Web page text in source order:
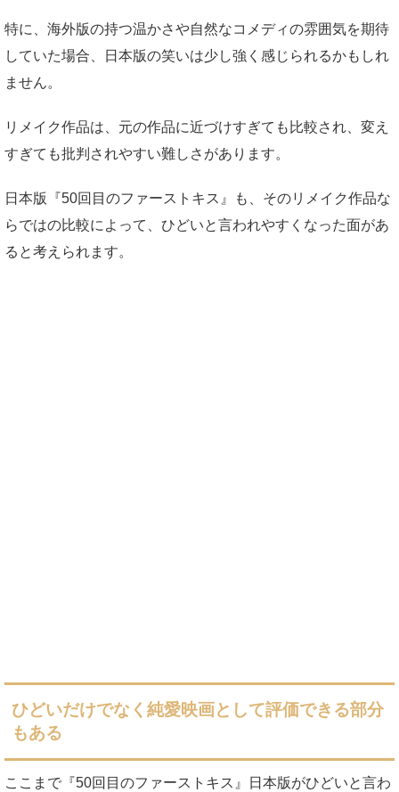
特に、海外版の持つ温かさや自然なコメディの雰囲気を期待
していた場合、日本版の笑いは少し強く感じられるかもしれ
ません。
リメイク作品は、元の作品に近づけすぎても比較され、変え
すぎても批判されやすい難しさがあります。
日本版『50回目のファーストキス』も、そのリメイク作品な
らではの比較によって、ひどいと言われやすくなった面があ
ると考えられます。
ひどいだけでなく純愛映画として評価できる部分
もある
ここまで『50回目のファーストキス』日本版がひどいと言わ